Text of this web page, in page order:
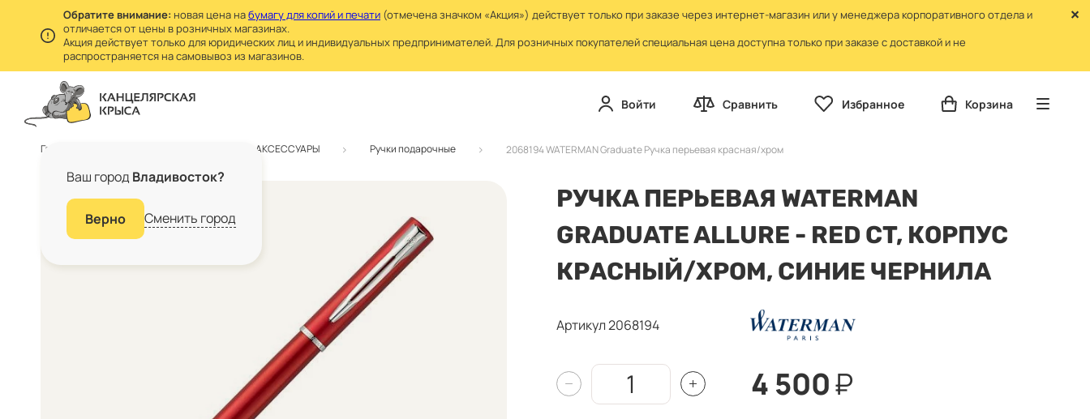
Обратите внимание: новая цена набумагу для копий и печати (отмечена значком «Акция») действует только при заказе через интернет-магазин или у менеджера корпоративного отдела и
отличается от цены в розничных магазинах.
Акция действует только для юридических лиц и индивидуальных предпринимателей. Для розничных покупателей специальная цена доступна только при заказе с доставкой и не
распространяется на самовывоз из магазинов.
Ваш город Владивосток?
Верно Сменить город
Войти Сравнить Избранное Корзина
Главная БИЗНЕС АКСЕССУАРЫ Ручки подарочные 2068194 WATERMAN Graduate Ручка перьевая красная/хром
РУЧКА ПЕРЬЕВАЯ WATERMAN
GRADUATE ALLURE - RED CT, КОРПУС
КРАСНЫЙ/ХРОМ, СИНИЕ ЧЕРНИЛА
Артикул 2068194
4 500₽